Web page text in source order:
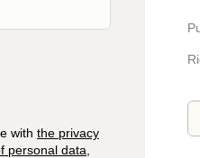
with the privacy
personal data,